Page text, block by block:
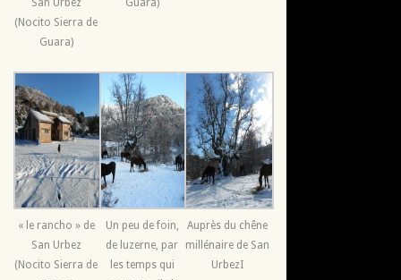
San Urbez
(Nocito Sierra de
Guara)
Guara)
« le rancho » de
San Urbez
(Nocito Sierra de
Un peu de foin,
de luzerne, par
les temps qui
Auprès du chêne
millénaire de San
UrbezI